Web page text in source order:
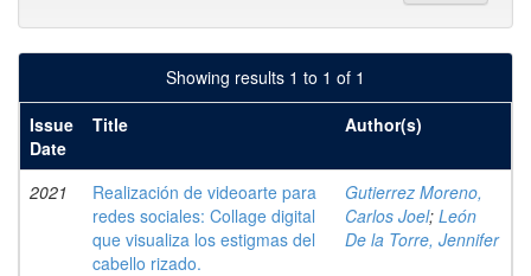
Showing results 1 to 1 of 1
Issue
Date
Title Author(s)
2021
Realización de videoarte para
redes sociales: Collage digital
que visualiza los estigmas del
cabello rizado.
Gutierrez Moreno,
Carlos Joel; León
De la Torre, Jennifer